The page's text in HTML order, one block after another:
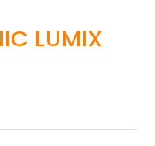
LUMIX